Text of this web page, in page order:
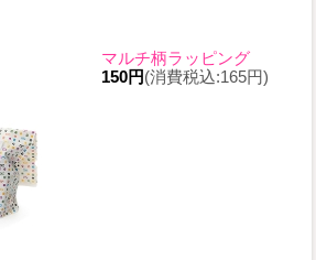
マルチ柄ラッピング
150円(消費税込:165円)